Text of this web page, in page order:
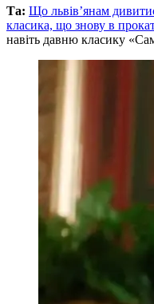
Та: Що львів’янам
класика, що знову в
навіть давню класику